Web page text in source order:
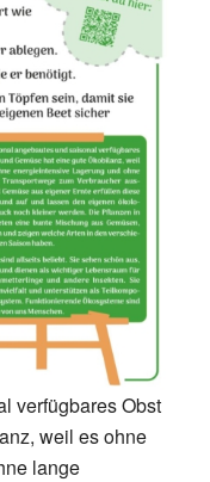
verfügbares Obst
weil es ohne
lange